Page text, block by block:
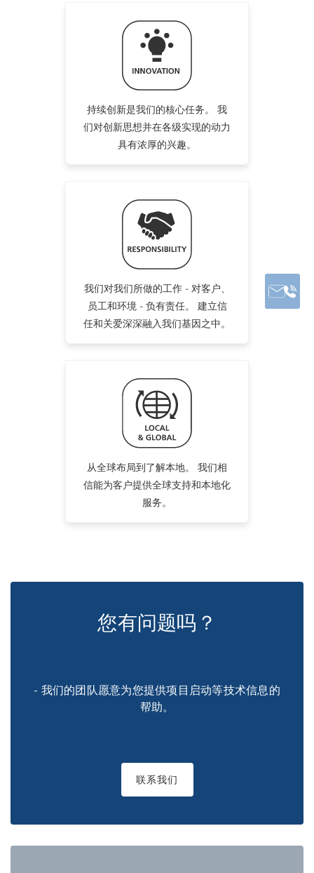
持续创新是我们的核心任务。 我
们对创新思想并在各级实现的动力
具有浓厚的兴趣。
我们对我们所做的工作 - 对客户、
员工和环境 - 负有责任。 建立信
任和关爱深深融入我们基因之中。
从全球布局到了解本地。 我们相
信能为客户提供全球支持和本地化
服务。
您有问题吗？
- 我们的团队愿意为您提供项目启动等技术信息的
帮助。
联系我们